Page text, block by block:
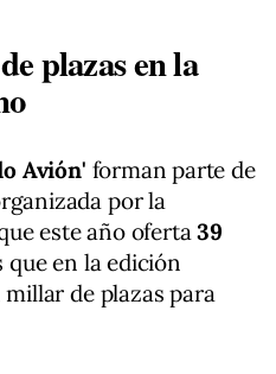
plazas en la
Avión' forman parte de
por la
este año oferta39
que en la edición
de plazas para